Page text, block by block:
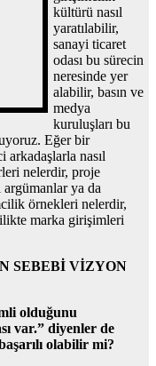
kültürü nasıl
yaratılabilir,
sanayi ticaret
odası bu sürecin
neresinde yer
alabilir, basın ve
medya
kuruluşları bu
Eğer bir
nasıl
nelerdir, proje
ya da
örnekleri nelerdir,
marka girişimleri
SEBEBİ VİZYON
olduğunu
var.” diyenler de
olabilir mi?